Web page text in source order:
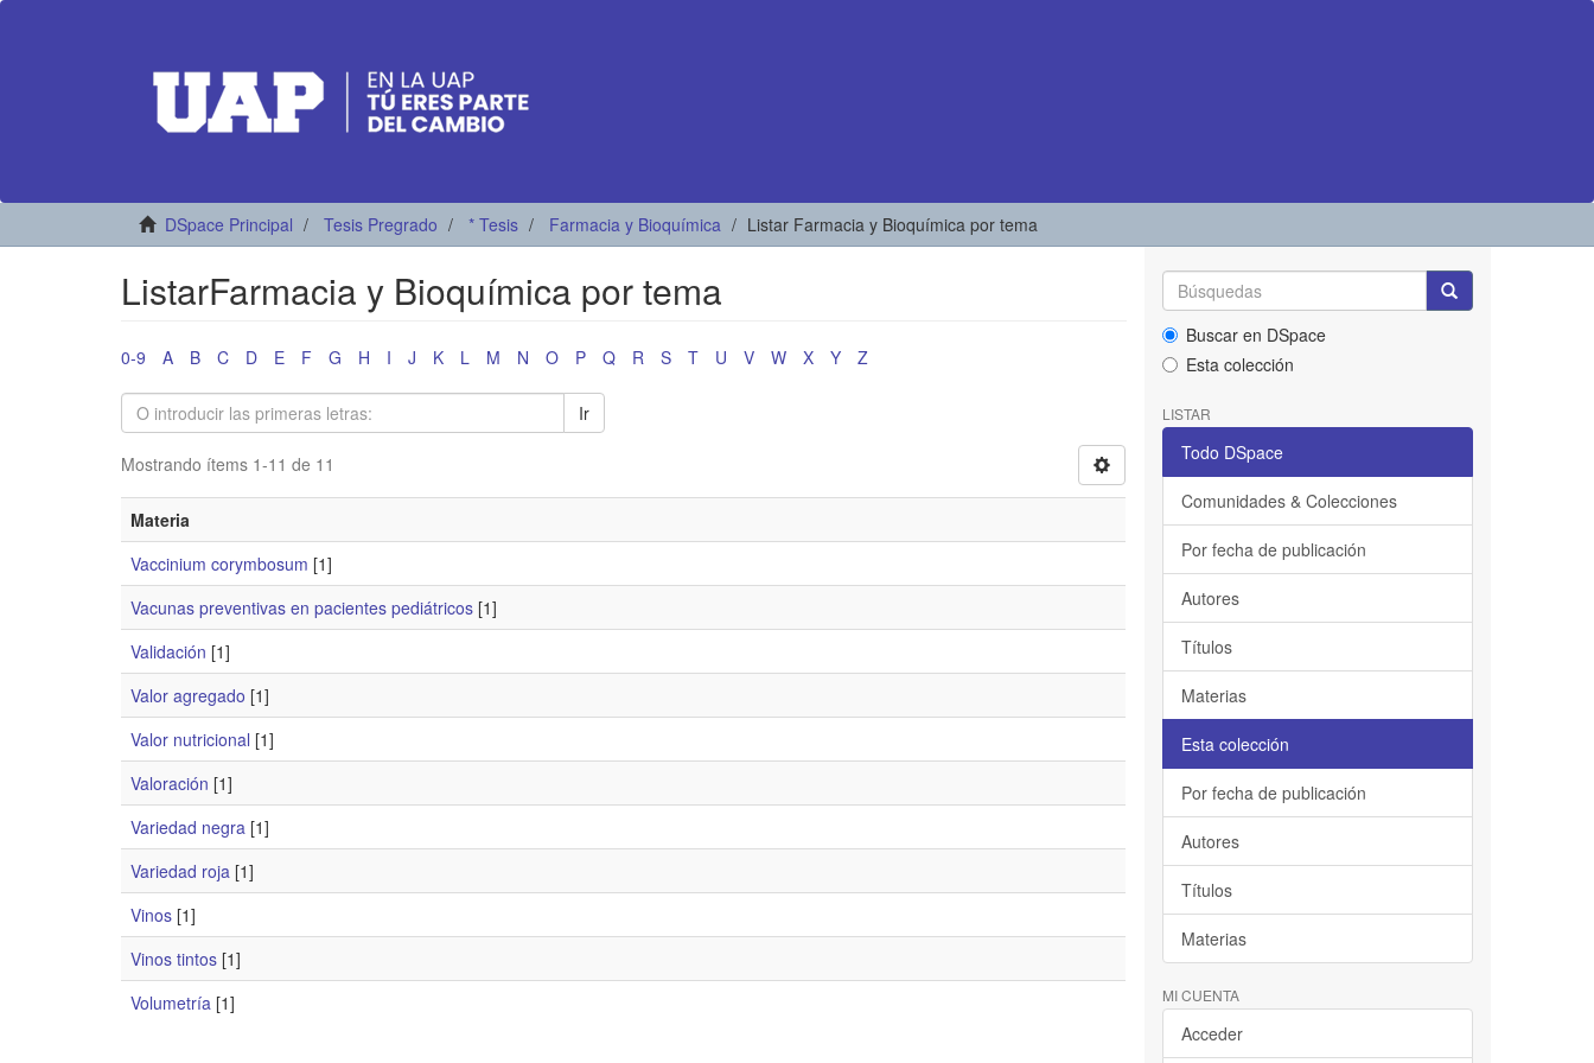
DSpace Principal Tesis Pregrado * Tesis Farmacia y Bioquímica Listar Farmacia y Bioquímica por tema
ListarFarmacia y Bioquímica por tema
0-9 A B C D E F G H I J K L M N O P Q R S T U V W X Y Z
Ir
Mostrando ítems 1-11 de 11
Materia
Vaccinium corymbosum [1]
Vacunas preventivas en pacientes pediátricos [1]
Validación [1]
Valor agregado [1]
Valor nutricional [1]
Valoración [1]
Variedad negra [1]
Variedad roja [1]
Vinos [1]
Vinos tintos [1]
Volumetría [1]
Buscar en DSpace
Esta colección
LISTAR
Todo DSpace
Comunidades & Colecciones
Por fecha de publicación
Autores
Títulos
Materias
Esta colección
Por fecha de publicación
Autores
Títulos
Materias
MI CUENTA
Acceder